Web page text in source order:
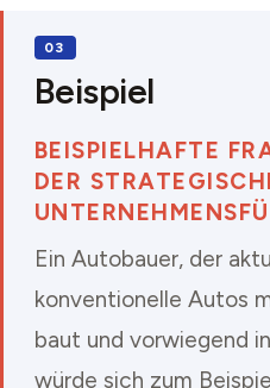
Beispiel
BEISPIELHAFTE
DER
Ein Autobauer, der
konventionelle Autos
baut und vorwiegend
würde sich zum